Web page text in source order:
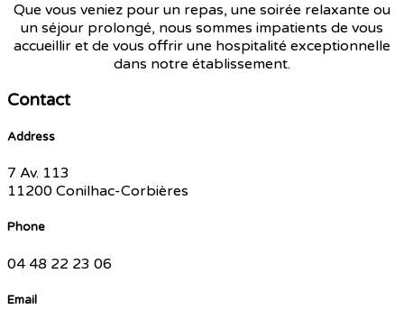
Que vous veniez pour un repas, une soirée relaxante ou
un séjour prolongé, nous sommes impatients de vous
accueillir et de vous offrir une hospitalité exceptionnelle
dans notre établissement.
Contact
Address
7 Av. 113
11200 Conilhac-Corbières
Phone
04 48 22 23 06
Email